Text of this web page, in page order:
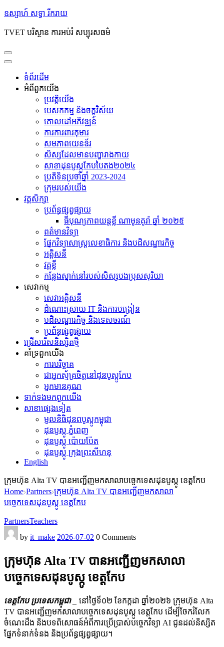
ឧស្សាហ៍ សទ្ធា រីករាយ
TVET បរិស្ថាន ការអប់រំ សប្បុរសធម៌
ទំព័រដើម
អំពី​ពួក​យើង
ប្រវត្តិយើង
បេសកកម្ម និងចក្ខុវិស័យ
គោលដៅអភិវឌ្ឍន៍
ការការពារកុមារ
សមភាព​យេនឌ័រ
សិស្សដែលមានបញ្ហារាងកាយ
សាខាដុនបូស្កូកែបបៃតង២០២៤
ប្រតិទិនប្រចាំឆ្នាំ 2023-2024
ក្រុម​របស់​យើង
វគ្គសិក្សា
ប្រព័ន្ធផ្សព្វផ្សាយ
ធីបុណ្យភាពយន្តខ្លី ណាមូនគូរ៉ា ឆ្នាំ ២០២៥
ព​ត៌​មាន​វិទ្យា
ផ្នែកវិទ្យាសាស្រ្តលេខាធិការ និងបដិសណ្ឋារកិច្ច
អគ្គិសនី
វគ្គខ្លី
កន្លែងស្នាក់នៅរបស់សិស្សបងប្រុសសុរិយា
សេវាកម្ម
សេវាអគ្គិសនី
ដំណោះស្រាយ IT និងការបង្រៀន
បដិសណ្ឋារកិច្ច និងទេសចរណ៍
ប្រព័ន្ធផ្សព្វផ្សាយ
ជ្រើសរើសនិស្សិតថ្មី
គាំទ្រពួកយើង
ការបរិច្ចាគ
ជាអ្នកស្ម័គ្រចិត្តនៅដុនបូស្កូកែប
អ្នកមានគុណ
ទាក់ទង​មក​ពួក​យើង
សាខាផ្សេងទៀត
មូលនិធិដុនពបូស្កូកម្ពុជា
ដុនបូស្កូ ភ្នំពេញ
ដុនបូស្កូ ប៉ោយប៉ែត
ដុនបូស្កូ ក្រុងព្រះសីហនុ
English
ក្រុមហ៊ុន Alta TV បានអញ្ជើញមកសាលាបច្ចេកទេសដុនបូស្កូ ខេត្តកែប
Home Partners ក្រុមហ៊ុន Alta TV បានអញ្ជើញមកសាលា
បច្ចេកទេសដុនបូស្កូ ខេត្តកែប
PartnersTeachers
by it_make 2026-07-02 0 Comments
ក្រុមហ៊ុន Alta TV បានអញ្ជើញមកសាលា
បច្ចេកទេសដុនបូស្កូ ខេត្តកែប
ខេត្តកែប ប្រទេសកម្ពុជា _
នៅថ្ងៃទី០២ ខែកក្កដា ឆ្នាំ២០២៦ ក្រុមហ៊ុន Alta
TV បានអញ្ជើញមកសាលាបច្ចេកទេសដុនបូស្កូ ខេត្តកែប ដើម្បីចែករំលែក
ចំណេះដឹង និងបទពិសោធន៍អំពីការប្រើប្រាស់បច្ចេកវិទ្យា AI ជូនដល់និស្សិត
ផ្នែកទំនាក់ទំនង និងប្រព័ន្ធផ្សព្វផ្សាយ។